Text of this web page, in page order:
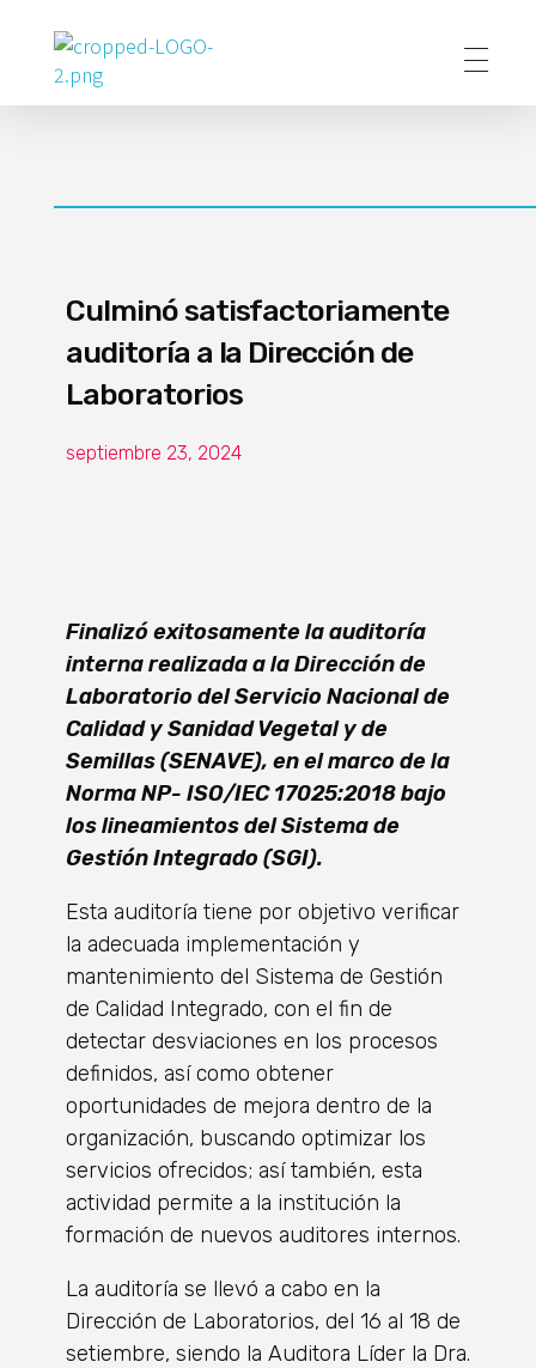
Poder Agropecuario
Culminó satisfactoriamente
auditoría a la Dirección de
Laboratorios
septiembre 23, 2024
Finalizó exitosamente la auditoría
interna realizada a la Dirección de
Laboratorio del Servicio Nacional de
Calidad y Sanidad Vegetal y de
Semillas (SENAVE), en el marco de la
Norma NP- ISO/IEC 17025:2018 bajo
los lineamientos del Sistema de
Gestión Integrado (SGI).
Esta auditoría tiene por objetivo verificar
la adecuada implementación y
mantenimiento del Sistema de Gestión
de Calidad Integrado, con el fin de
detectar desviaciones en los procesos
definidos, así como obtener
oportunidades de mejora dentro de la
organización, buscando optimizar los
servicios ofrecidos; así también, esta
actividad permite a la institución la
formación de nuevos auditores internos.
La auditoría se llevó a cabo en la
Dirección de Laboratorios, del 16 al 18 de
setiembre, siendo la Auditora Líder la Dra.